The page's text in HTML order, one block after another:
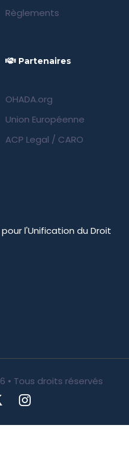
Règlements
Partenaires
OHADA.org
Union Européenne
ACP Legal / CARO
l'Unification du Droit
• Tous droits réservés